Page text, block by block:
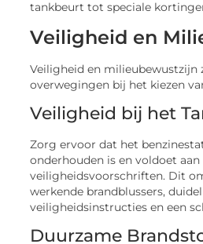
tankbeurt tot speciale
Veiligheid en
Veiligheid en milieubewustzijn
overwegingen bij het kiezen
Veiligheid bij het
Zorg ervoor dat het
onderhouden is en voldoet aan
veiligheidsvoorschriften. Dit
werkende brandblussers,
veiligheidsinstructies en een
Duurzame